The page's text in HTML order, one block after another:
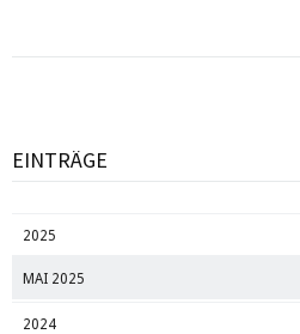
EINTRÄGE
2025
MAI 2025
2024